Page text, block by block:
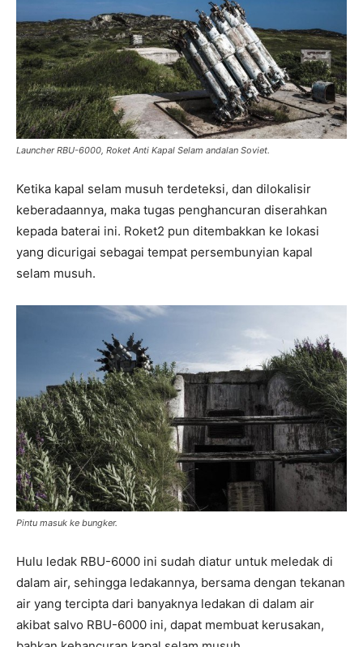
Launcher RBU-6000, Roket Anti Kapal Selam andalan Soviet.
Ketika kapal selam musuh terdeteksi, dan dilokalisir
keberadaannya, maka tugas penghancuran diserahkan
kepada baterai ini. Roket2 pun ditembakkan ke lokasi
yang dicurigai sebagai tempat persembunyian kapal
selam musuh.
Pintu masuk ke bungker.
Hulu ledak RBU-6000 ini sudah diatur untuk meledak di
dalam air, sehingga ledakannya, bersama dengan tekanan
air yang tercipta dari banyaknya ledakan di dalam air
akibat salvo RBU-6000 ini, dapat membuat kerusakan,